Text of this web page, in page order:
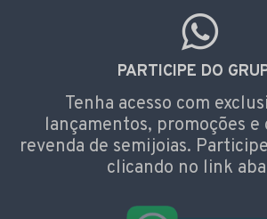
PARTICIPE DO
Tenha acesso com
lançamentos, promoções e
revenda de semijoias.
clicando no link